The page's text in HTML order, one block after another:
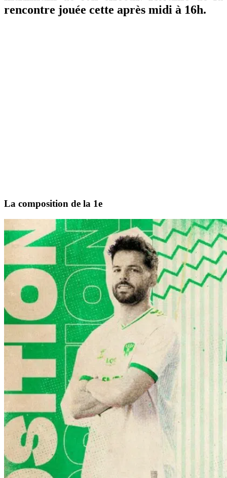
rencontre jouée cette après midi à 16h.
La composition de la 1e